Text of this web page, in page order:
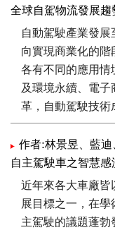
全球自駕物流發展
自動駕駛產業發
向實現商業化的
各有不同的應用情
及環境永續、電
革，自動駕駛技術
入不同程度的自
實具備有效提升道
運輸效率等效益；
車輛製造商積極投
業效益。
作者:林景昱、藍迪
自主駕駛車之智慧
近年來各大車廠皆
展目標之一，在
主駕駛的議題蓬